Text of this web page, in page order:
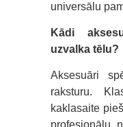
universālu
Kādi
uzvalka tēlu?
Aksesuāri
raksturu.
kaklasaite
profesionālu